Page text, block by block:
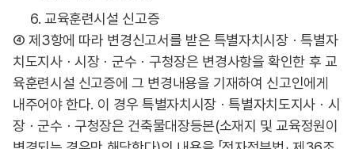
6. 교육훈련시설 신고증
④ 제3항에 따라 변경신고서를 받은 특별자치시장ㆍ특별자
치도지사ㆍ시장ㆍ군수ㆍ구청장은 변경사항을 확인한 후 교
육훈련시설 신고증에 그 변경내용을 기재하여 신고인에게
내주어야 한다. 이 경우 특별자치시장ㆍ특별자치도지사ㆍ시
장ㆍ군수ㆍ구청장은 건축물대장등본(소재지 및 교육정원이